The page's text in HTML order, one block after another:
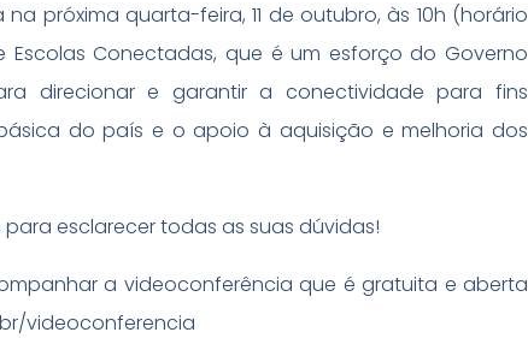
próxima quarta-feira, 11 de outubro, às 10h (horário
Escolas Conectadas, que é um esforço do Governo
direcionar e garantir a conectividade para fins
do país e o apoio à aquisição e melhoria dos
esclarecer todas as suas dúvidas!
a videoconferência que é gratuita e aberta
videoconferencia